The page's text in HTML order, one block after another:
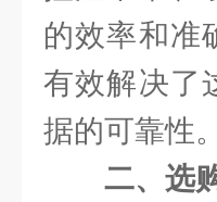
的效率和准
有效解决了
据的可靠性。
二、选